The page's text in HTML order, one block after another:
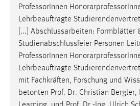
Professor Innen
Lehrbeauftragte
[...] Abschlussarbeiten: Formblätter
Studienabschlussfeier Personen
Professor Innen
Lehrbeauftragte
mit Fachkräften, Forschung und
betonten Prof. Dr. Christian Bergler,